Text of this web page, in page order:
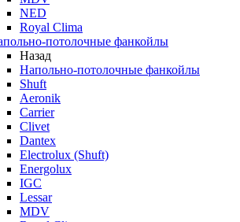
NED
Royal Clima
потолочные фанкойлы
Назад
Напольно-потолочные фанкойлы
Shuft
Aeronik
Carrier
Clivet
Dantex
Electrolux (Shuft)
Energolux
IGC
Lessar
MDV